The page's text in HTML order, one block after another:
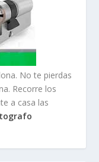
No te pierdas
Recorre los
a casa las